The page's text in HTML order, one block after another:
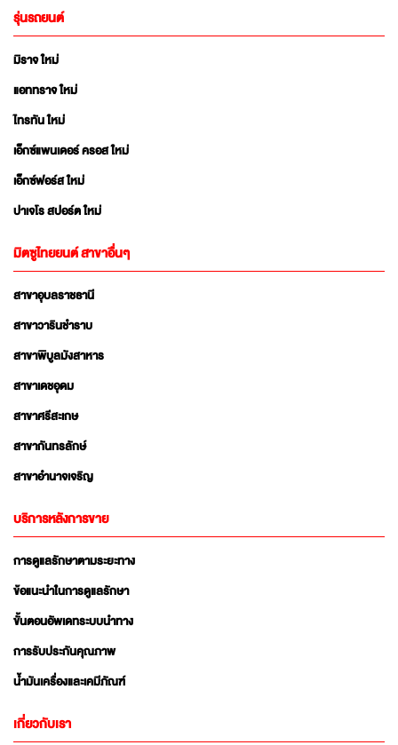
รุ่นรถยนต์
มิราจ ใหม่
แอททราจ ใหม่
ไทรทัน ใหม่
เอ็กซ์แพนเดอร์ ครอส ใหม่
เอ็กซ์ฟอร์ส ใหม่
ปาเจโร สปอร์ต ใหม่
มิตซูไทยยนต์ สาขาอื่นๆ
สาขาอุบลราชธานี
สาขาวารินชำราบ
สาขาพิบูลมังสาหาร
สาขาเดชอุดม
สาขาศรีสะเกษ
สาขากันทรลักษ์
สาขาอำนาจเจริญ
บริการหลังการขาย
การดูแลรักษาตามระยะทาง
ข้อแนะนำในการดูแลรักษา
ขั้นตอนอัพเดทระบบนำทาง
การรับประกันคุณภาพ
น้ำมันเครื่องและเคมีภัณฑ์
เกี่ยวกับเรา